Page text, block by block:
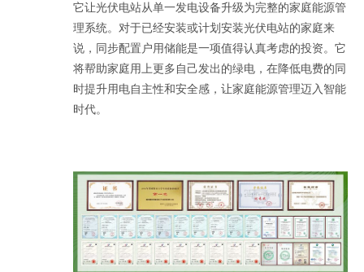
它让光伏电站从单一发电设备升级为完整的家庭能源管
理系统。对于已经安装或计划安装光伏电站的家庭来
说，同步配置户用储能是一项值得认真考虑的投资。它
将帮助家庭用上更多自己发出的绿电，在降低电费的同
时提升用电自主性和安全感，让家庭能源管理迈入智能
时代。